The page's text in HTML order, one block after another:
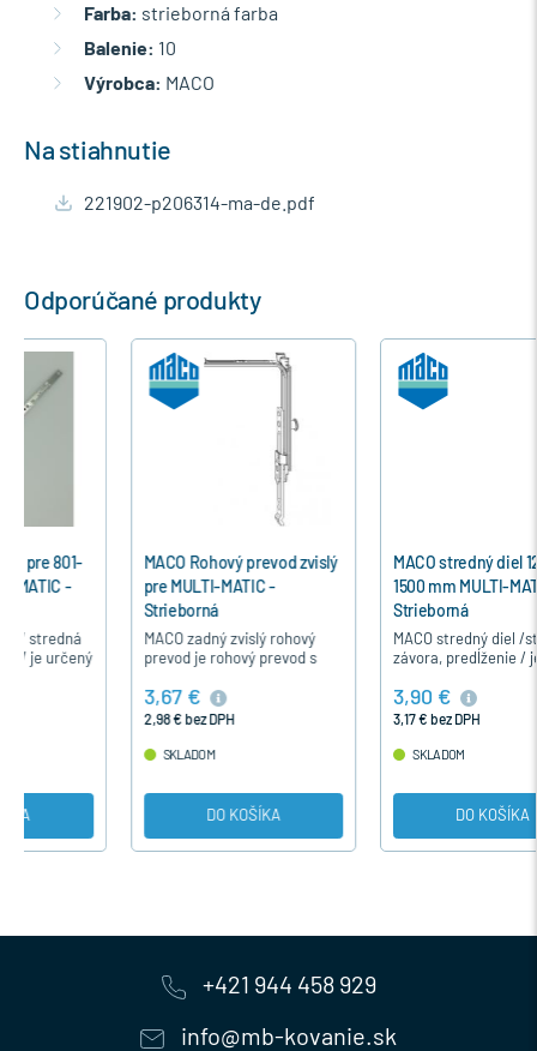
Farba: strieborná farba
Balenie: 10
Výrobca: MACO
Na stiahnutie
221902-p206314-ma-de.pdf
Odporúčané produkty
MACO Rohový prevod zvislý
pre MULTI-MATIC -
MACO zadný zvislý rohový
prevod je rohový prevod s
IS / hríbikom /. Montuje sa do
zadnej časti krídla , úchytom
MACO stredný diel 1281-
1500 mm MULTI-MATIC -
MACO stredný diel /stredná
závora, predĺženie / je určený
uzatváracieho bodu u okien
otváravých, otváravo-
+421 944 458 929
info@mb-kovanie.sk